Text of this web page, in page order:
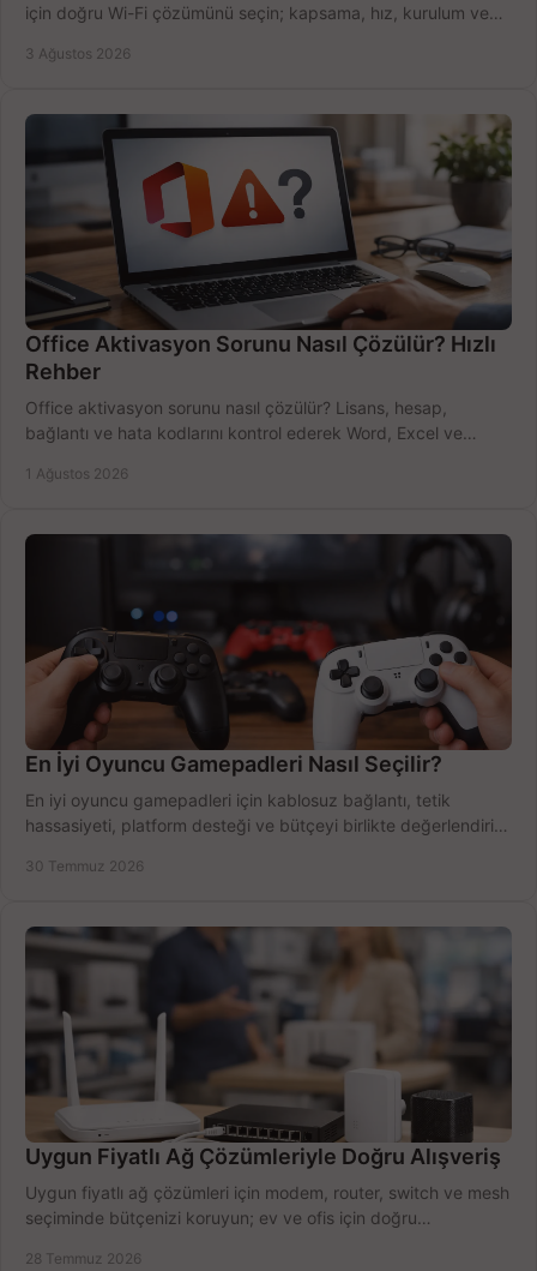
için doğru Wi-Fi çözümünü seçin; kapsama, hız, kurulum ve
3 Ağustos 2026
Office Aktivasyon Sorunu Nasıl Çözülür? Hızlı
Rehber
Office aktivasyon sorunu nasıl çözülür? Lisans, hesap,
bağlantı ve hata kodlarını kontrol ederek Word, Excel ve
1 Ağustos 2026
En İyi Oyuncu Gamepadleri Nasıl Seçilir?
En iyi oyuncu gamepadleri için kablosuz bağlantı, tetik
hassasiyeti, platform desteği ve bütçeyi birlikte değerlendirin;
30 Temmuz 2026
Uygun Fiyatlı Ağ Çözümleriyle Doğru Alışveriş
Uygun fiyatlı ağ çözümleri için modem, router, switch ve mesh
seçiminde bütçenizi koruyun; ev ve ofis için doğru
28 Temmuz 2026